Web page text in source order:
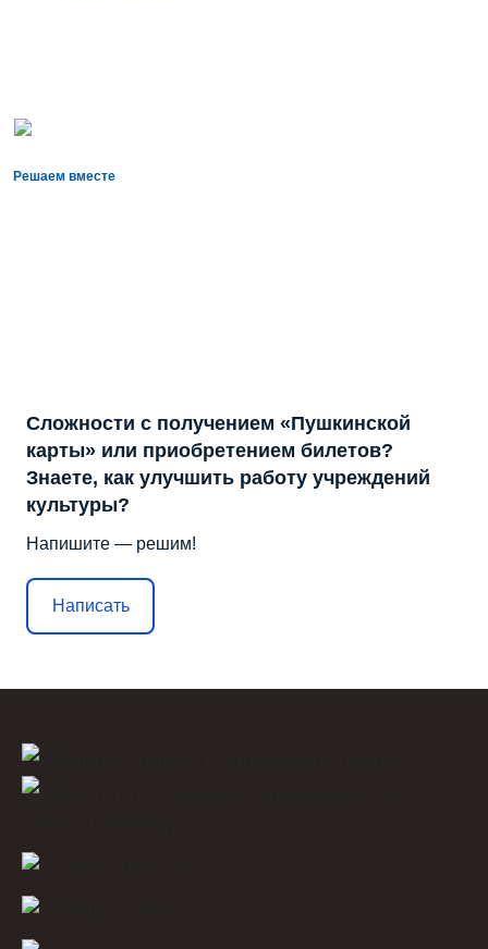
Решаем вместе
Сложности с получением «Пушкинской
карты» или приобретением билетов?
Знаете, как улучшить работу учреждений
культуры?
Напишите — решим!
Написать